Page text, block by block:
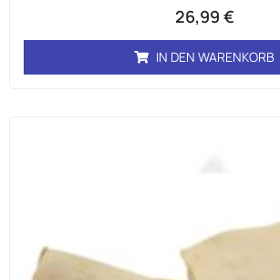
26,99 €
IN DEN WARENKORB